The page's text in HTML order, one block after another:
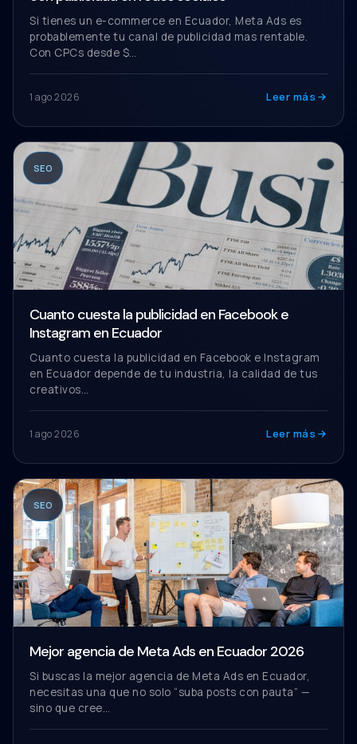
Si tienes un e-commerce en Ecuador, Meta Ads es
probablemente tu canal de publicidad mas rentable.
Con CPCs desde $…
1 ago 2026 Leer más
SEO
Cuanto cuesta la publicidad en Facebook e
Instagram en Ecuador
Cuanto cuesta la publicidad en Facebook e Instagram
en Ecuador depende de tu industria, la calidad de tus
creativos…
1 ago 2026 Leer más
SEO
Mejor agencia de Meta Ads en Ecuador 2026
Si buscas la mejor agencia de Meta Ads en Ecuador,
necesitas una que no solo “suba posts con pauta” —
sino que cree…